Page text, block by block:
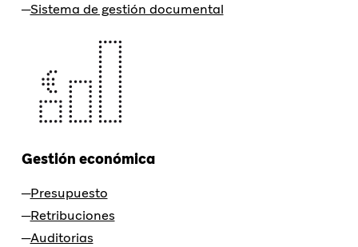
Sistema de gestión documental
Gestión económica
Presupuesto
Retribuciones
Auditorias